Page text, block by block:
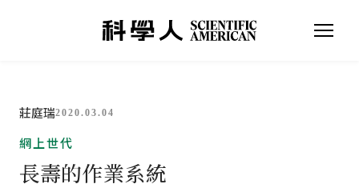
莊庭瑞2020.03.04
網上世代
長壽的作業系統